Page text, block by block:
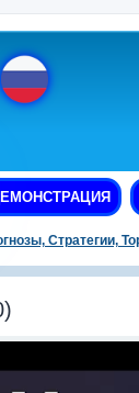
Стратегии,